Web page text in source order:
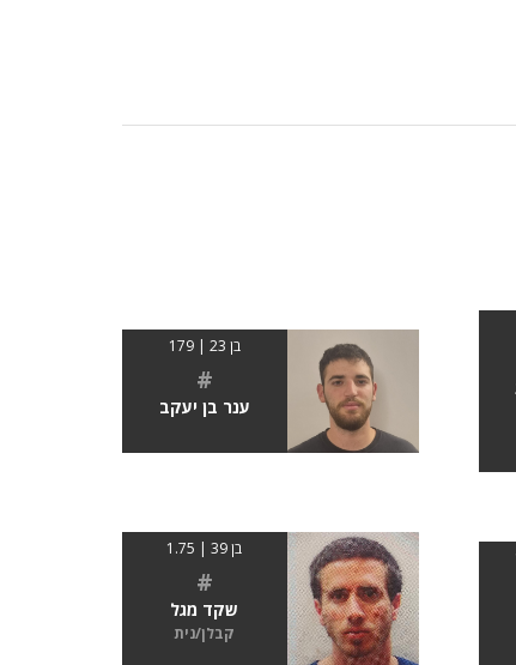
בן 23 | 179
#
ענר בן יעקב
בן 39 | 1.75
#
שקד מגל
קבלן/נית